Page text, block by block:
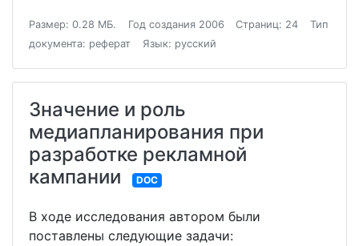
Размер: 0.28 МБ. Год создания 2006 Страниц: 24
Тип
документа: реферат
Язык: русский
Значение и роль
медиапланирования при
разработке рекламной
кампании
DOC
В ходе исследования автором были
поставлены следующие задачи: